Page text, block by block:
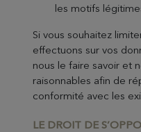
les motifs
Si vous souhaitez
effectuons sur vos
nous le faire savoir et
raisonnables afin de
conformité avec les
LE DROIT DE S